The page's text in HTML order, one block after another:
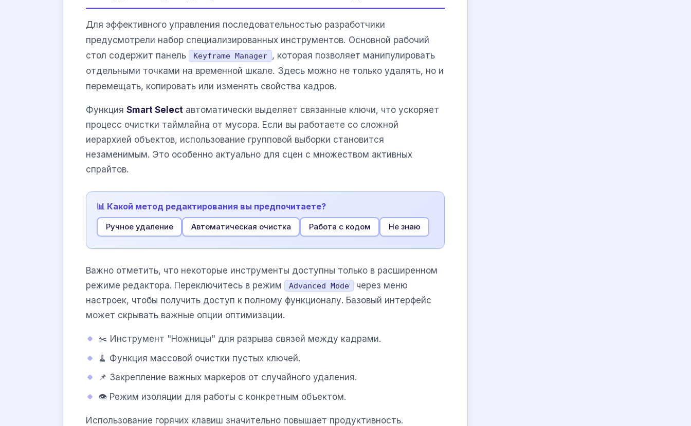
Для эффективного управления последовательностью разработчики
предусмотрели набор специализированных инструментов. Основной рабочий
стол содержит панель
Keyframe Manager , которая позволяет манипулировать
отдельными точками на временной шкале. Здесь можно не только удалять, но и
перемещать, копировать или изменять свойства кадров.
Функция Smart Select автоматически выделяет связанные ключи, что ускоряет
процесс очистки таймлайна от мусора. Если вы работаете со сложной
иерархией объектов, использование групповой выборки становится
незаменимым. Это особенно актуально для сцен с множеством активных
спрайтов.
📊 Какой метод редактирования вы предпочитаете?
Ручное удаление Автоматическая очистка Работа с кодом Не знаю
Важно отметить, что некоторые инструменты доступны только в расширенном
режиме редактора. Переключитесь в режим
Advanced Mode
через меню
настроек, чтобы получить доступ к полному функционалу. Базовый интерфейс
может скрывать важные опции оптимизации.
✂️ Инструмент "Ножницы" для разрыва связей между кадрами.
🧹 Функция массовой очистки пустых ключей.
📌 Закрепление важных маркеров от случайного удаления.
👁️ Режим изоляции для работы с конкретным объектом.
Использование горячих клавиш значительно повышает продуктивность.